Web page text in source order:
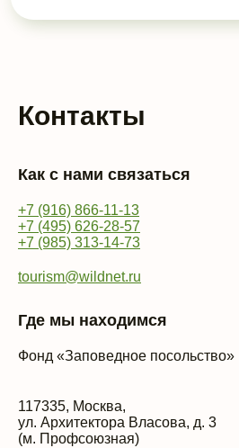
Контакты
Как с нами связаться
+7 (916) 866-11-13
+7 (495) 626-28-57
+7 (985) 313-14-73
tourism@wildnet.ru
Где мы находимся
Фонд «Заповедное посольство»
117335, Москва,
ул. Архитектора Власова, д. 3
(м. Профсоюзная)